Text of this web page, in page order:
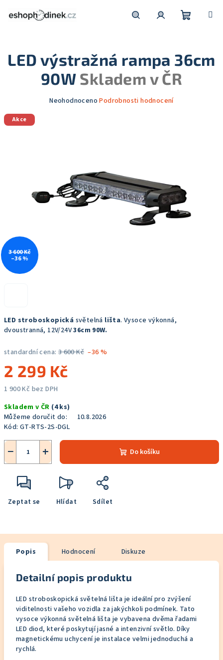
košík
LED stroboskopická světelná lišta. Vysoce výkonná,
dvoustranná, 12V/24V36cm 90W.
standardní cena: 3 600 Kč –36 %
2 299 Kč
1 900 Kč bez DPH
cena:
Skladem v ČR (4 ks)
Můžeme doručit do:
10.8.2026
Kód: GT-RTS-2S-DGL
+
− Do košíku
Zeptat se Hlídat Sdílet
LED výstražná rampa 36cm
90W Skladem v ČR
Průměrné
Neohodnoceno Podrobnosti hodnocení
Akce
3 600 Kč
–36 %
Popis Hodnocení Diskuze
Detailní popis produktu
LED stroboskopická světelná lišta je ideální pro zvýšení
viditelnosti vašeho vozidla za jakýchkoli podmínek. Tato
vysoce výkonná světelná lišta je vybavena dvěma řadami
LED diod, které poskytují jasné a intenzivní světlo. Díky
magnetickému uchycení je instalace velmi jednoduchá a
rychlá.